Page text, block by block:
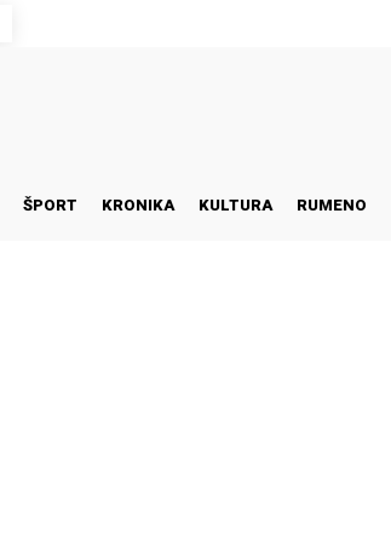
ŠPORT KRONIKA KULTURA RUMENO